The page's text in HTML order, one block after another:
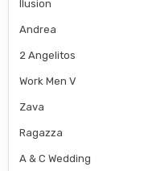
Ilusion
Andrea
2 Angelitos
Work Men V
Zava
Ragazza
A & C Wedding